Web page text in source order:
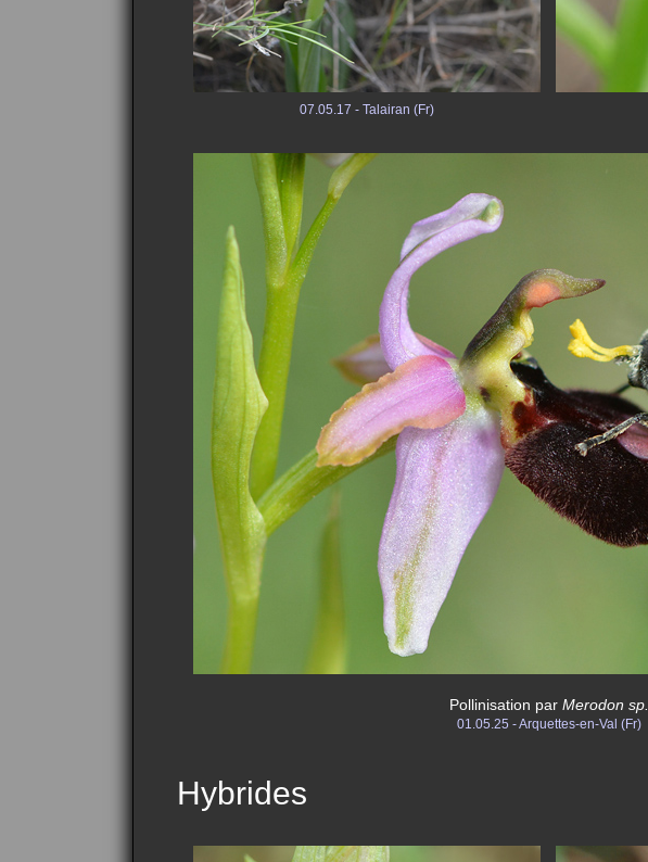
07.05.17 - Talairan (Fr)
Pollinisation par Merodon sp.
01.05.25 - Arquettes-en-Val (Fr)
Hybrides